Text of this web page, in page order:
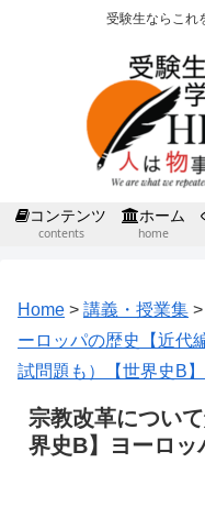
受験生ならこれ
コンテンツ
contents
ホーム
home
Home > 講義・授業集 >
ーロッパの歴史【近代
試問題も）【世界史B
宗教改革につい
界史B】ヨーロッ